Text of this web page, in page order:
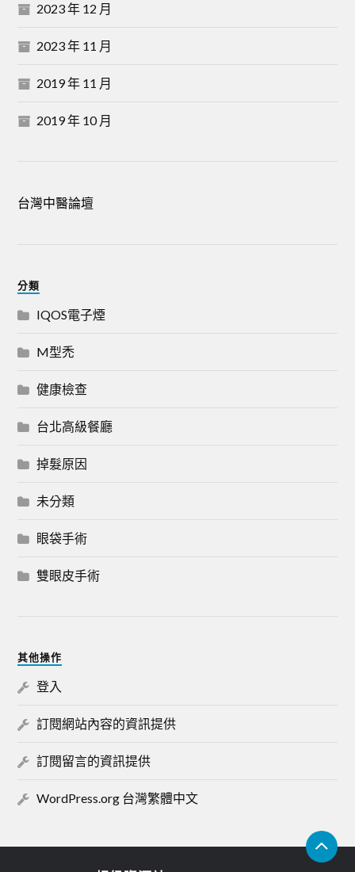
2023 年 12 月
2023 年 11 月
2019 年 11 月
2019 年 10 月
台灣中醫論壇
分類
IQOS電子煙
M型禿
健康檢查
台北高級餐廳
掉髮原因
未分類
眼袋手術
雙眼皮手術
其他操作
登入
訂閱網站內容的資訊提供
訂閱留言的資訊提供
WordPress.org 台灣繁體中文